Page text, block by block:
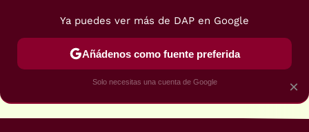
×
Ya puedes ver más de DAP en Google
Añádenos como fuente preferida
Solo necesitas una cuenta de Google